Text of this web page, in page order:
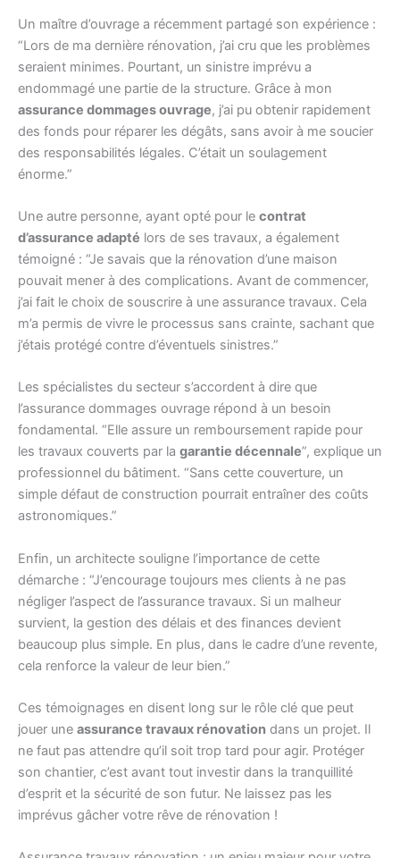
Un maître d’ouvrage a récemment partagé son expérience :
“Lors de ma dernière rénovation, j’ai cru que les problèmes
seraient minimes. Pourtant, un sinistre imprévu a
endommagé une partie de la structure. Grâce à mon
assurance dommages ouvrage, j’ai pu obtenir rapidement
des fonds pour réparer les dégâts, sans avoir à me soucier
des responsabilités légales. C’était un soulagement
énorme.”
Une autre personne, ayant opté pour le contrat
d’assurance adapté lors de ses travaux, a également
témoigné : “Je savais que la rénovation d’une maison
pouvait mener à des complications. Avant de commencer,
j’ai fait le choix de souscrire à une assurance travaux. Cela
m’a permis de vivre le processus sans crainte, sachant que
j’étais protégé contre d’éventuels sinistres.”
Les spécialistes du secteur s’accordent à dire que
l’assurance dommages ouvrage répond à un besoin
fondamental. “Elle assure un remboursement rapide pour
les travaux couverts par la garantie décennale”, explique un
professionnel du bâtiment. “Sans cette couverture, un
simple défaut de construction pourrait entraîner des coûts
astronomiques.”
Enfin, un architecte souligne l’importance de cette
démarche : “J’encourage toujours mes clients à ne pas
négliger l’aspect de l’assurance travaux. Si un malheur
survient, la gestion des délais et des finances devient
beaucoup plus simple. En plus, dans le cadre d’une revente,
cela renforce la valeur de leur bien.”
Ces témoignages en disent long sur le rôle clé que peut
jouer une assurance travaux rénovation dans un projet. Il
ne faut pas attendre qu’il soit trop tard pour agir. Protéger
son chantier, c’est avant tout investir dans la tranquillité
d’esprit et la sécurité de son futur. Ne laissez pas les
imprévus gâcher votre rêve de rénovation !